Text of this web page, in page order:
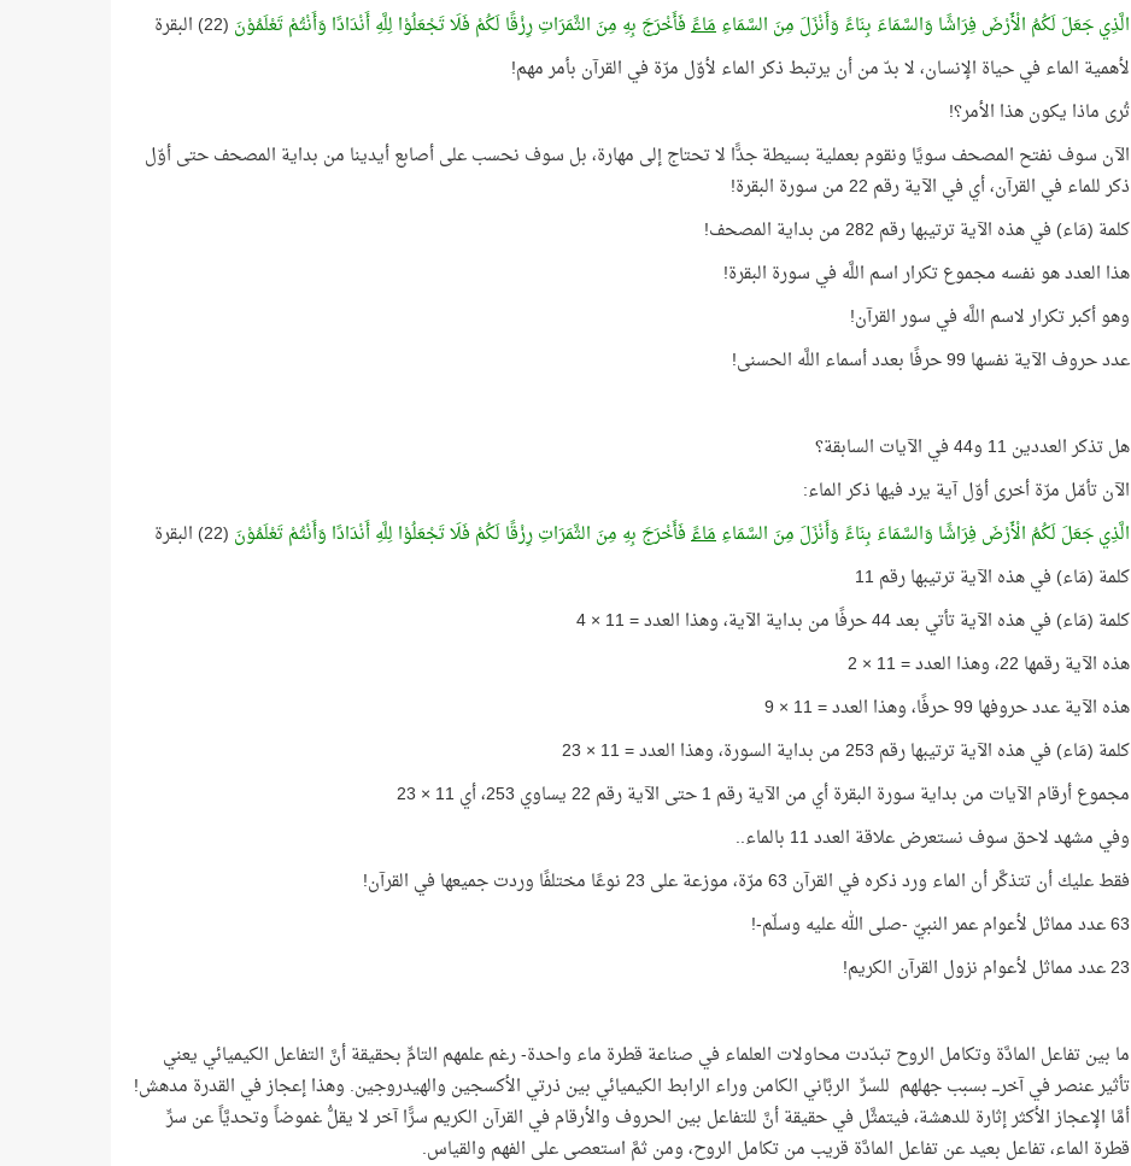
الَّذِي جَعَلَ لَكُمُ الْأَرْضَ فِرَاشًا وَالسَّمَاءَ بِنَاءً وَأَنْزَلَ مِنَ السَّمَاءِمَاءًفَأَخْرَجَ بِهِ مِنَ الثَّمَرَاتِ رِزْقًا لَكُمْ فَلَا تَجْعَلُوْا لِلَّهِ أَنْدَادًا وَأَنْتُمْ تَعْلَمُوْنَ (22) البقرة
لأهمية الماء في حياة الإنسان، لا بدّ من أن يرتبط ذكر الماء لأوّل مرّة في القرآن بأمر مهم!
تُرى ماذا يكون هذا الأمر؟!
الآن سوف نفتح المصحف سويًا ونقوم بعملية بسيطة جدًّا لا تحتاج إلى مهارة، بل سوف نحسب على أصابع أيدينا من بداية المصحف حتى أوّل
ذكر للماء في القرآن، أي في الآية رقم 22 من سورة البقرة!
كلمة (مَاء) في هذه الآية ترتيبها رقم 282 من بداية المصحف!
هذا العدد هو نفسه مجموع تكرار اسم اللَّه في سورة البقرة!
وهو أكبر تكرار لاسم اللَّه في سور القرآن!
عدد حروف الآية نفسها 99 حرفًا بعدد أسماء اللَّه الحسنى!
هل تذكر العددين 11 و44 في الآيات السابقة؟
الآن تأمّل مرّة أخرى أوّل آية يرد فيها ذكر الماء:
الَّذِي جَعَلَ لَكُمُ الْأَرْضَ فِرَاشًا وَالسَّمَاءَ بِنَاءً وَأَنْزَلَ مِنَ السَّمَاءِمَاءًفَأَخْرَجَ بِهِ مِنَ الثَّمَرَاتِ رِزْقًا لَكُمْ فَلَا تَجْعَلُوْا لِلَّهِ أَنْدَادًا وَأَنْتُمْ تَعْلَمُوْنَ (22) البقرة
كلمة (مَاء) في هذه الآية ترتيبها رقم 11
كلمة (مَاء) في هذه الآية تأتي بعد 44 حرفًا من بداية الآية، وهذا العدد = 11 × 4
هذه الآية رقمها 22، وهذا العدد = 11 × 2
هذه الآية عدد حروفها 99 حرفًا، وهذا العدد = 11 × 9
كلمة (مَاء) في هذه الآية ترتيبها رقم 253 من بداية السورة، وهذا العدد = 11 × 23
مجموع أرقام الآيات من بداية سورة البقرة أي من الآية رقم 1 حتى الآية رقم 22 يساوي 253، أي 11 × 23
وفي مشهد لاحق سوف نستعرض علاقة العدد 11 بالماء..
فقط عليك أن تتذكَّر أن الماء ورد ذكره في القرآن 63 مرّة، موزعة على 23 نوعًا مختلفًا وردت جميعها في القرآن!
63 عدد مماثل لأعوام عمر النبيّ -صلى الله عليه وسلّم-!
23 عدد مماثل لأعوام نزول القرآن الكريم!
ما بين تفاعل المادَّة وتكامل الروح تبدّدت محاولات العلماء في صناعة قطرة ماء واحدة- رغم علمهم التامِّ بحقيقة أنَّ التفاعل الكيميائي يعني
تأثير عنصر في آخرـــ بسبب جهلهم للسرِّ الربَّاني الكامن وراء الرابط الكيميائي بين ذرتي الأكسجين والهيدروجين. وهذا إعجاز في القدرة مدهش!
أمَّا الإعجاز الأكثر إثارة للدهشة، فيتمثَّل في حقيقة أنَّ للتفاعل بين الحروف والأرقام في القرآن الكريم سرًّا آخر لا يقلُّ غموضاً وتحديَّاً عن سرِّ
قطرة الماء، تفاعل بعيد عن تفاعل المادَّة قريب من تكامل الروح، ومن ثمَّ استعصى على الفهم والقياس.